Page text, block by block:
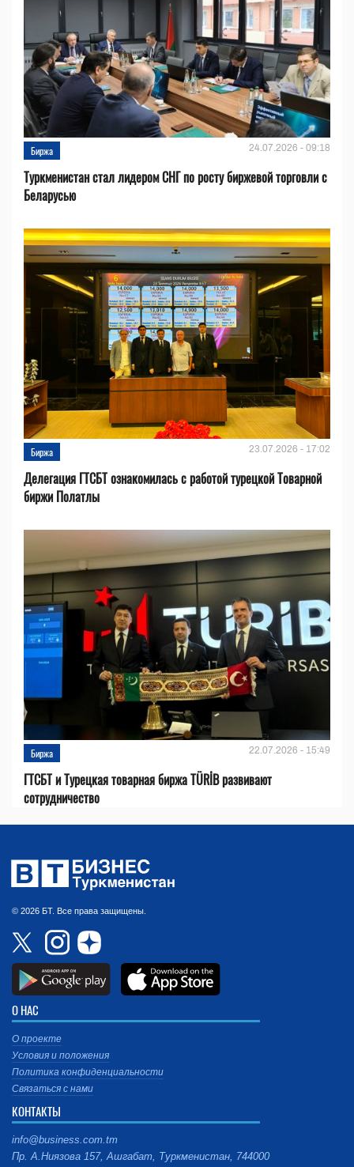
Биржа 24.07.2026 - 09:18
Туркменистан стал лидером СНГ по росту биржевой торговли с
Беларусью
Биржа 23.07.2026 - 17:02
Делегация ГТСБТ ознакомилась с работой турецкой Товарной
биржи Полатлы
Биржа 22.07.2026 - 15:49
ГТСБТ и Турецкая товарная биржа TÜRİB развивают
сотрудничество
© 2026 БТ. Все права защищены.
О НАС
О проекте
Условия и положения
Политика конфиденциальности
Связаться с нами
КОНТАКТЫ
info@business.com.tm
Пр. А.Ниязова 157, Ашгабат, Туркменистан, 744000